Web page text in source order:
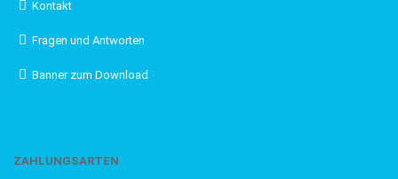
Kontakt
Fragen und Antworten
Banner zum Download
ZAHLUNGSARTEN